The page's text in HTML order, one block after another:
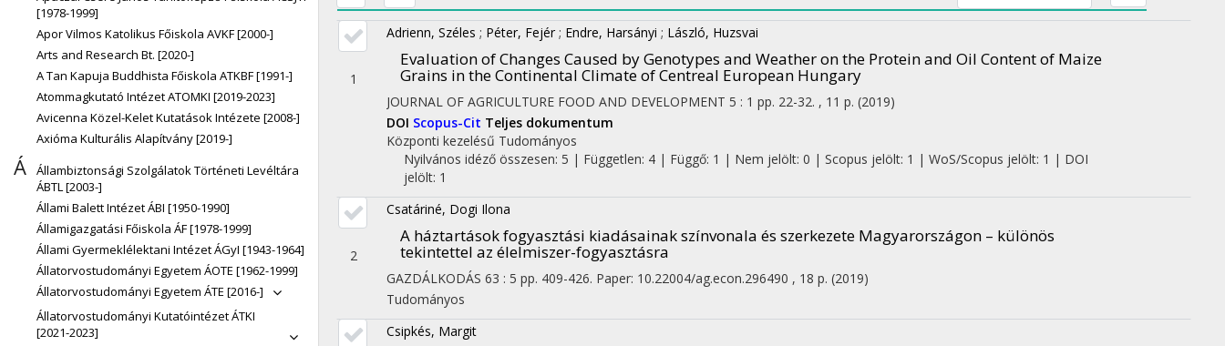
[1978-1999]
Apor Vilmos Katolikus Főiskola AVKF [2000-]
Arts and Research Bt. [2020-]
A Tan Kapuja Buddhista Főiskola ATKBF [1991-]
Atommagkutató Intézet ATOMKI [2019-2023]
Avicenna Közel-Kelet Kutatások Intézete [2008-]
Axióma Kulturális Alapítvány [2019-]
Á
Állambiztonsági Szolgálatok Történeti Levéltára
ÁBTL [2003-]
Állami Balett Intézet ÁBI [1950-1990]
Államigazgatási Főiskola ÁF [1978-1999]
Állami Gyermeklélektani Intézet ÁGyI [1943-1964]
Állatorvostudományi Egyetem ÁOTE [1962-1999]
Állatorvostudományi Egyetem ÁTE [2016-]
Állatorvostudományi Kutatóintézet ÁTKI
[2021-2023]
1
Adrienn, Széles ; Péter, Fejér ; Endre, Harsányi ; László, Huzsvai
Evaluation of Changes Caused by Genotypes and Weather on the Protein and Oil Content of Maize
Grains in the Continental Climate of Centreal European Hungary
JOURNAL OF AGRICULTURE FOOD AND DEVELOPMENT 5 : 1 pp. 22-32. , 11 p. (2019)
DOI Scopus-Cit Teljes dokumentum
Központi kezelésű Tudományos
Nyilvános idéző összesen: 5 | Független: 4 | Függő: 1 | Nem jelölt: 0 | Scopus jelölt: 1 | WoS/Scopus jelölt: 1 | DOI
jelölt: 1
2
Csatáriné, Dogi Ilona
A háztartások fogyasztási kiadásainak színvonala és szerkezete Magyarországon – különös
tekintettel az élelmiszer-fogyasztásra
GAZDÁLKODÁS 63 : 5 pp. 409-426. Paper: 10.22004/ag.econ.296490 , 18 p. (2019)
Tudományos
Csipkés, Margit